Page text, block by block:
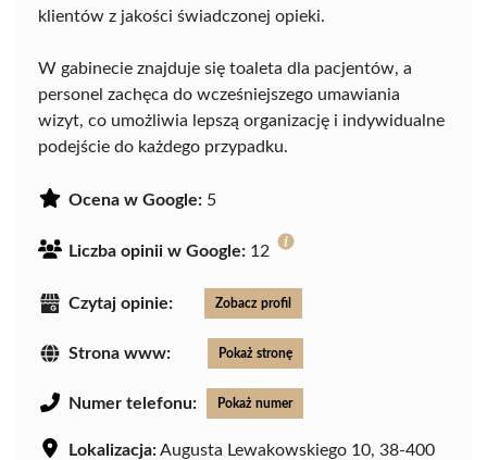
klientów z jakości świadczonej opieki.
W gabinecie znajduje się toaleta dla pacjentów, a
personel zachęca do wcześniejszego umawiania
wizyt, co umożliwia lepszą organizację i indywidualne
podejście do każdego przypadku.
Ocena w Google: 5
Liczba opinii w Google: 12
Czytaj opinie: Zobacz profil
Strona www: Pokaż stronę
Numer telefonu: Pokaż numer
Lokalizacja:Augusta Lewakowskiego 10, 38-400